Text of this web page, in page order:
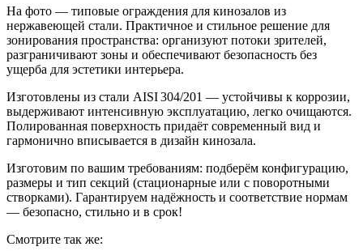
На фото — типовые ограждения для кинозалов из
нержавеющей стали. Практичное и стильное решение для
зонирования пространства: организуют потоки зрителей,
разграничивают зоны и обеспечивают безопасность без
ущерба для эстетики интерьера.
Изготовлены из стали AISI 304/201 — устойчивы к коррозии,
выдерживают интенсивную эксплуатацию, легко очищаются.
Полированная поверхность придаёт современный вид и
гармонично вписывается в дизайн кинозала.
Изготовим по вашим требованиям: подберём конфигурацию,
размеры и тип секций (стационарные или с поворотными
створками). Гарантируем надёжность и соответствие нормам
— безопасно, стильно и в срок!
Смотрите так же: